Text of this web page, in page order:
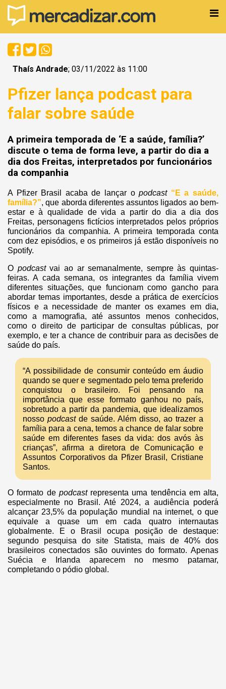
Thaís Andrade; 03/11/2022 às 11:00
Pfizer lança podcast para
falar sobre saúde
A primeira temporada de ‘E a saúde, família?’
discute o tema de forma leve, a partir do dia a
dia dos Freitas, interpretados por funcionários
da companhia
A Pfizer Brasil acaba de lançar opodcast “E a saúde,
família?”, que aborda diferentes assuntos ligados ao bem-
estar e à qualidade de vida a partir do dia a dia dos
Freitas, personagens fictícios interpretados pelos próprios
funcionários da companhia. A primeira temporada conta
com dez episódios, e os primeiros já estão disponíveis no
Spotify.
O podcastvai ao ar semanalmente, sempre às quintas-
feiras. A cada semana, os integrantes da família vivem
diferentes situações, que funcionam como gancho para
abordar temas importantes, desde a prática de exercícios
físicos e a necessidade de manter os exames em dia,
como a mamografia, até assuntos menos conhecidos,
como o direito de participar de consultas públicas, por
exemplo, e ter a chance de contribuir para as decisões de
saúde do país.
“A possibilidade de consumir conteúdo em áudio
quando se quer e segmentado pelo tema preferido
conquistou o brasileiro. Foi pensando na
importância que esse formato ganhou no país,
sobretudo a partir da pandemia, que idealizamos
nosso podcast de saúde. Além disso, ao trazer a
família para a cena, temos a chance de falar sobre
saúde em diferentes fases da vida: dos avós às
crianças”, afirma a diretora de Comunicação e
Assuntos Corporativos da Pfizer Brasil, Cristiane
Santos.
O formato de podcast representa uma tendência em alta,
especialmente no Brasil. Até 2024, a audiência poderá
alcançar 23,5% da população mundial na internet, o que
equivale a quase um em cada quatro internautas
globalmente. E o Brasil ocupa posição de destaque:
segundo pesquisa do site Statista, mais de 40% dos
brasileiros conectados são ouvintes do formato. Apenas
Suécia e Irlanda aparecem no mesmo patamar,
completando o pódio global.